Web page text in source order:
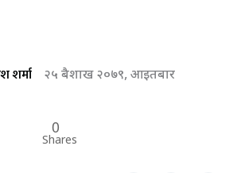
शर्मा २५ बैशाख २०७९, आइतबार
0
Shares